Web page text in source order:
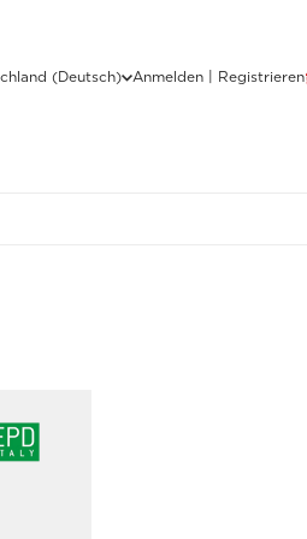
(Deutsch) Anmelden | Registrieren